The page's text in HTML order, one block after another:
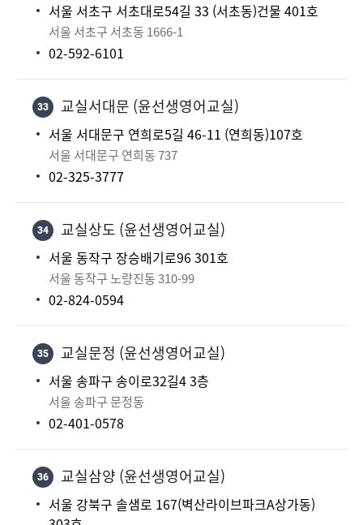
서울 서초구 서초대로54길 33 (서초동)건물 401호
서울 서초구 서초동 1666-1
02-592-6101
33 교실서대문 (윤선생영어교실)
서울 서대문구 연희로5길 46-11 (연희동)107호
서울 서대문구 연희동 737
02-325-3777
34 교실상도 (윤선생영어교실)
서울 동작구 장승배기로96 301호
서울 동작구 노량진동 310-99
02-824-0594
35 교실문정 (윤선생영어교실)
서울 송파구 송이로32길4 3층
서울 송파구 문정동
02-401-0578
36 교실삼양 (윤선생영어교실)
서울 강북구 솔샘로 167(벽산라이브파크A상가동)